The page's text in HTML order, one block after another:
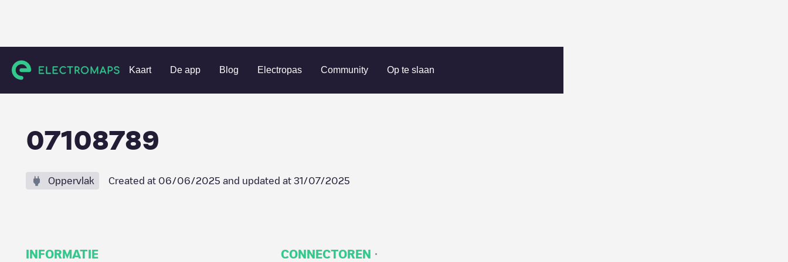
Kaart De app Blog Electropas Community Op te slaan
Charging stations Nederland Zeewolde Zeewolde 07108789
07108789
Oppervlak Created at 06/06/2025 and updated at 31/07/2025
INFORMATIE CONNECTOREN ·